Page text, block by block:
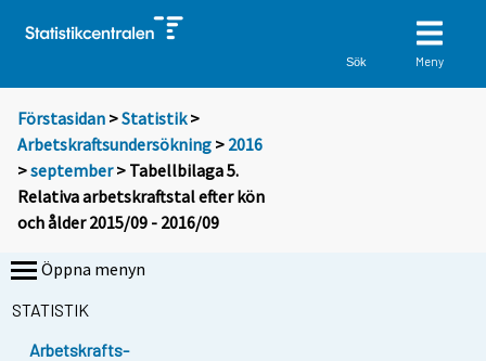
Sök Meny
Förstasidan >Statistik >
Arbetskraftsundersökning > 2016
>september> Tabellbilaga 5.
Relativa arbetskraftstal efter kön
och ålder 2015/09 - 2016/09
Öppna menyn
STATISTIK
Arbetskrafts-